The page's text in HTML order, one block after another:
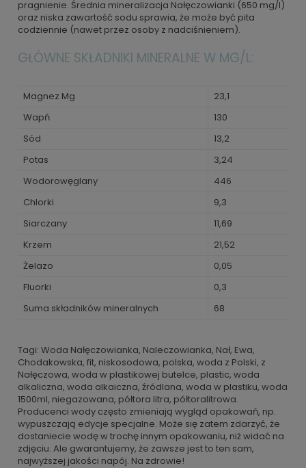
pragnienie. Średnia mineralizacja Nałęczowianki (650 mg/l)
oraz niska zawartość sodu sprawia, że może być pita
codziennie (nawet przez osoby z nadciśnieniem).
GŁÓWNE SKŁADNIKI MINERALNE W MG/L:
Magnez Mg
23,1
Wapń
130
Sód
13,2
Potas
3,24
Wodorowęglany
446
Chlorki
9,3
Siarczany
11,69
Krzem
21,52
Żelazo
0,05
Fluorki
0,3
Suma składników mineralnych
68
Tagi: Woda Nałęczowianka, Naleczowianka, Nał, Ewa,
Chodakowska, fit, niskosodowa, polska, woda z Polski, z
Nałęczowa, woda w plastikowej butelce, plastic, woda
alkaliczna, woda alkaiczna, źródlana, woda w plastiku, woda
1500ml, niegazowana, półtora litra, półtoralitrowa.
Producenci wody często zmieniają wygląd opakowań, np.
wypuszczają edycje specjalne. Może się zatem zdarzyć, że
dostaniecie wodę w trochę innym opakowaniu, niż widać na
zdjęciu. Ale gwarantujemy, że zawsze jest to ten sam,
najwyższej jakości napój. Na zdrowie!